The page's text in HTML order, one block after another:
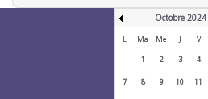
Octobre 2024
L Ma Me J V
1
2 3 4
7 8 9 10 11